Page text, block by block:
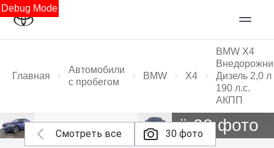
Debug Mode
Главная
Автомобили
с пробегом
BMW X4
BMW X4
Дизель 2,0 л
190 л.с.
АКПП
Смотреть все 30 фото
Ещё 28 фото